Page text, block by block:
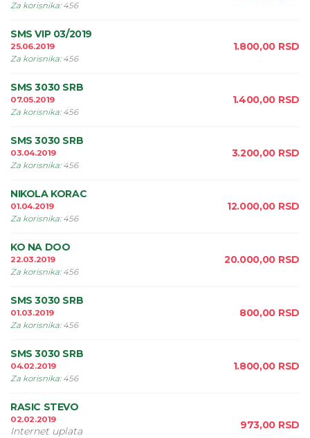
Za korisnika: 456
SMS VIP 03/2019
25.06.2019
Za korisnika: 456
1.800,00 RSD
SMS 3030 SRB
07.05.2019
Za korisnika: 456
1.400,00 RSD
SMS 3030 SRB
03.04.2019
Za korisnika: 456
3.200,00 RSD
NIKOLA KORAC
01.04.2019
Za korisnika: 456
12.000,00 RSD
KO NA DOO
22.03.2019
Za korisnika: 456
20.000,00 RSD
SMS 3030 SRB
01.03.2019
Za korisnika: 456
800,00 RSD
SMS 3030 SRB
04.02.2019
Za korisnika: 456
1.800,00 RSD
RASIC STEVO
02.02.2019
Internet uplata 973,00 RSD